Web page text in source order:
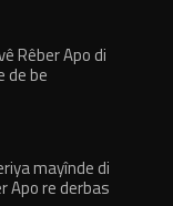
Rêber Apo di
de be
mayînde di
Apo re derbas